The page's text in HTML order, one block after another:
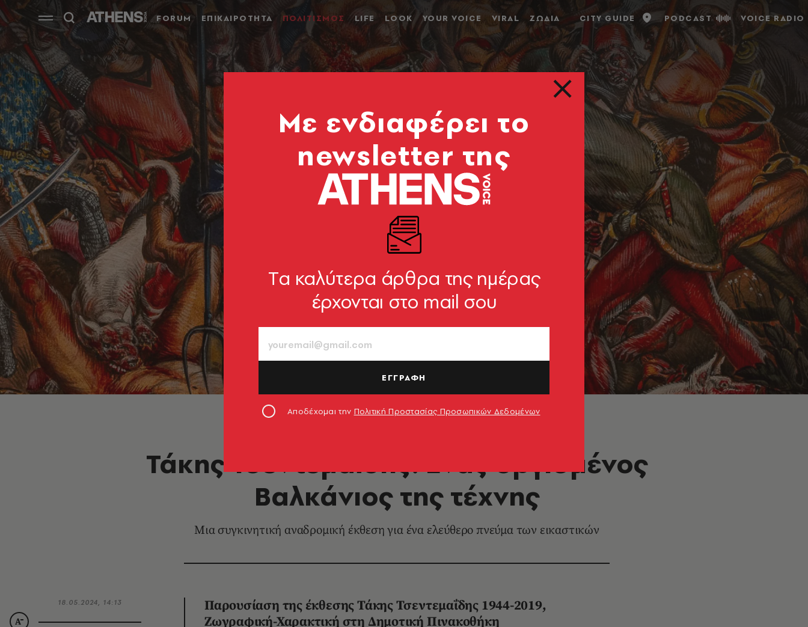
FORUM ΕΠΙΚΑΙΡΟΤΗΤΑ ΠΟΛΙΤΙΣΜΟΣ LIFE LOOK YOUR VOICE VIRAL ΖΩΔΙΑ CITY GUIDE PODCAST VOICE RADIO
Τάκης Τσεντεμαΐδης: Ένας οργισμένος
Βαλκάνιος της τέχνης
Μια συγκινητική αναδρομική έκθεση για ένα ελεύθερο πνεύμα των εικαστικών
18.05.2024, 14:13
Παρουσίαση της έκθεσης Τάκης Τσεντεμαΐδης 1944-2019,
Ζωγραφική-Χαρακτική στη Δημοτική Πινακοθήκη
Mε ενδιαφέρει το
newsletter της
Tα καλύτερα άρθρα της ημέρας
έρχονται στο mail σου
ΕΓΓΡΑΦΗ
Αποδέχομαι την Πολιτική Προστασίας Προσωπικών Δεδομένων